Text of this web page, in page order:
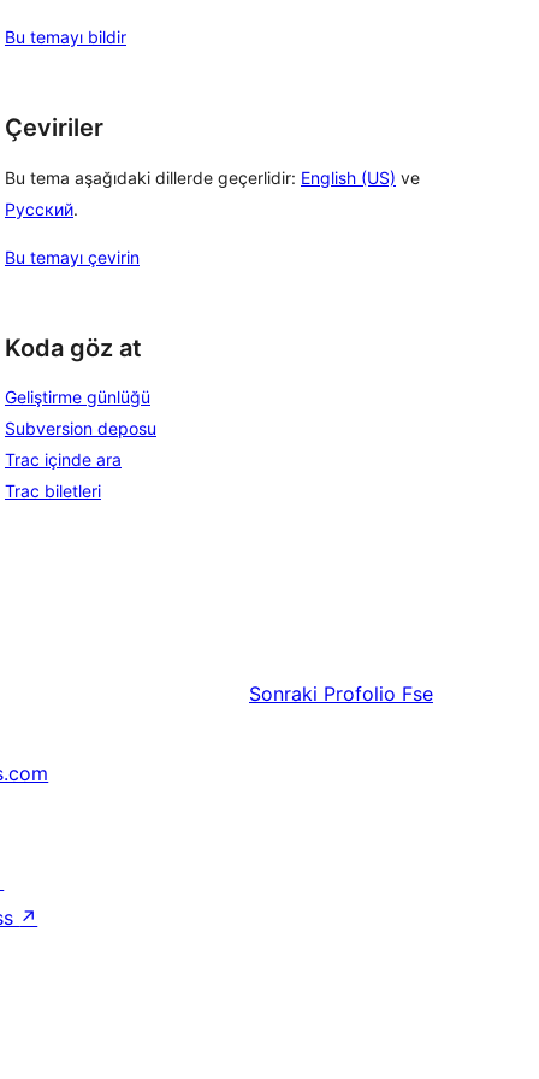
Bu temayı bildir
Çeviriler
Bu tema aşağıdaki dillerde geçerlidir: English (US) ve
Русский.
Bu temayı çevirin
Koda göz at
Geliştirme günlüğü
Subversion deposu
Trac içinde ara
Trac biletleri
Sonraki Profolio Fse
↗